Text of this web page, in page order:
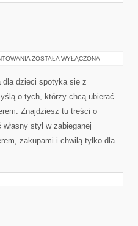
ZRÓWNOWAŻONA
ZOSTAŁA WYŁĄCZONA
dla dzieci spotyka się z
o tych, którzy chcą ubierać
Znajdziesz tu treści o
styl w zabieganej
zakupami i chwilą tylko dla